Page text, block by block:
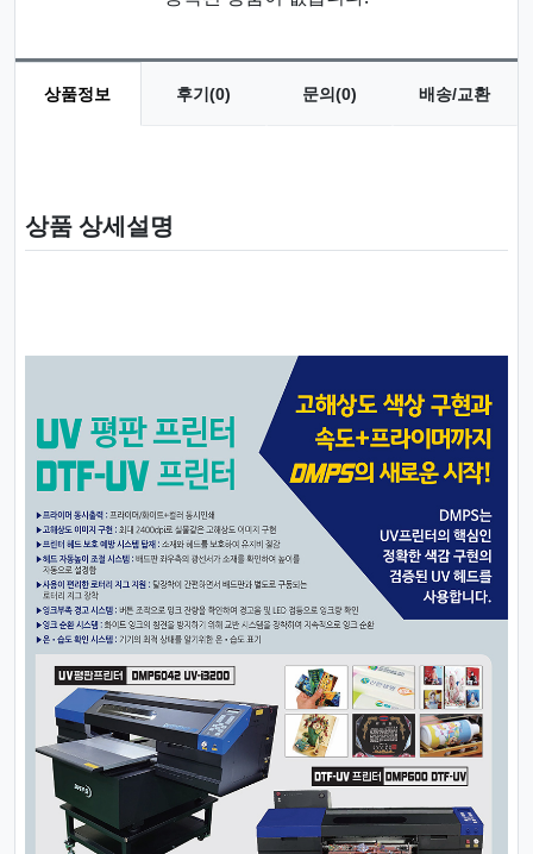
상품정보 후기(0) 문의(0) 배송/교환
상품 상세설명